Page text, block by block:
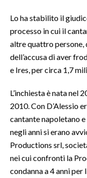
SALUTE
SARDEGNA TURISMO
NOTIZIE
EVENTI
#CARAUNIONE
3 MINUTI CON
Lo ha stabilito il
processo in cui il
altre quattro persone,
dell’accusa di aver
e Ires, per circa 1,7
L’inchiesta è nata nel
2010. Con D’Alessio
cantante napoletano
negli anni si erano
Productions srl,
nei cui confronti la
condanna a 4 anni